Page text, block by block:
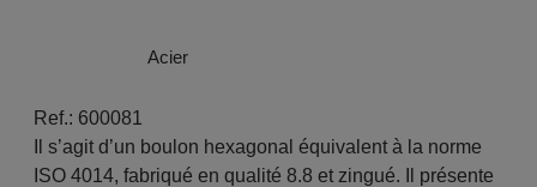
Acier
Ref.: 600081
Il s’agit d’un boulon hexagonal équivalent à la norme
ISO 4014, fabriqué en qualité 8.8 et zingué. Il présente